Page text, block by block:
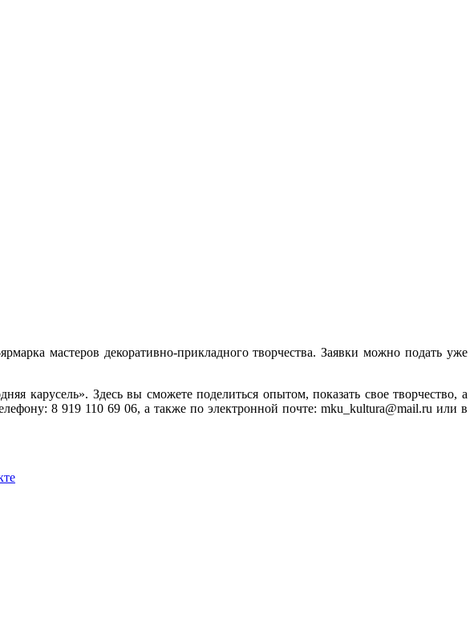
мастеров декоративно-прикладного творчества. Заявки можно подать уже
карусель». Здесь вы сможете поделиться опытом, показать свое творчество, а
8 919 110 69 06, а также по электронной почте: mku_kultura@mail.ru или в